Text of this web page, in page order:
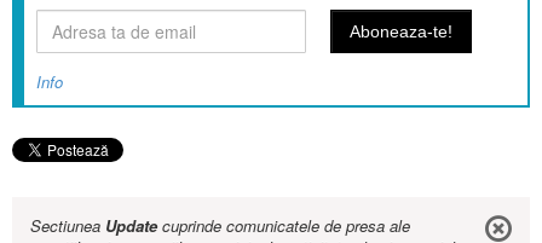
Info
Sectiunea Updatecuprinde comunicatele de presa ale